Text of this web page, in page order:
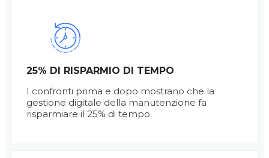
25% DI RISPARMIO DI TEMPO
I confronti prima e dopo mostrano che la
gestione digitale della manutenzione fa
risparmiare il 25% di tempo.